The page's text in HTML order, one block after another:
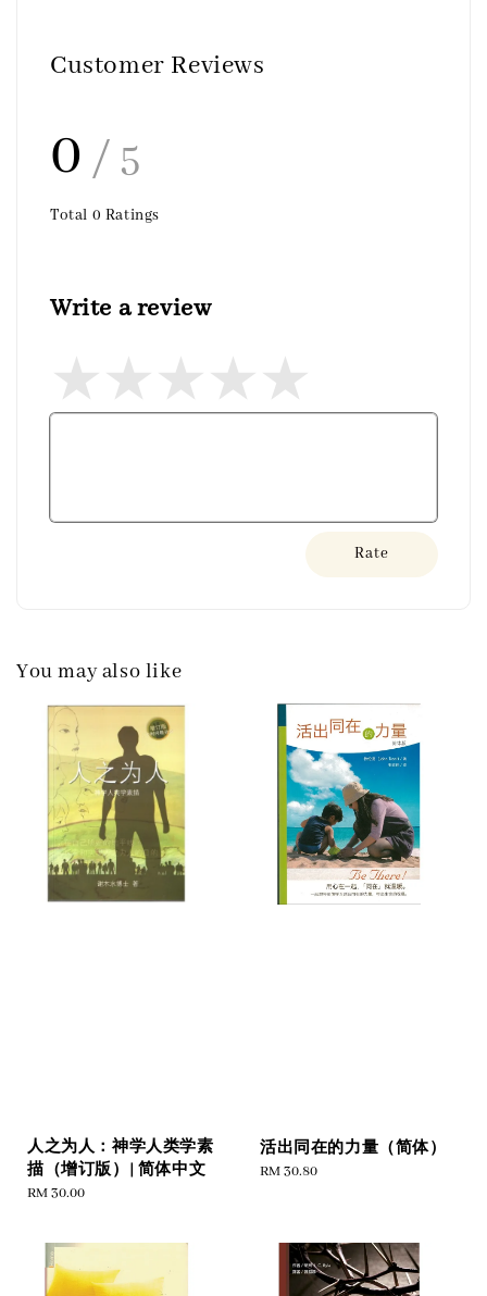
Customer Reviews
0 / 5
Total 0 Ratings
Write a review
Rate
You may also like
人之为人：神学人类学素
描（增订版）| 简体中文
Regular
RM 30.00
活出同在的力量（简体）
Regular
RM 30.80